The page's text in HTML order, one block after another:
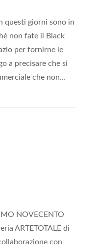
questi giorni sono in
non fate il Black
per fornirne le
a precisare che si
che non…
NOVECENTO
ARTETOTALE di
con